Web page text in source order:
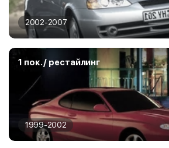
2002-2007
1 пок. / рестайлинг
1999-2002